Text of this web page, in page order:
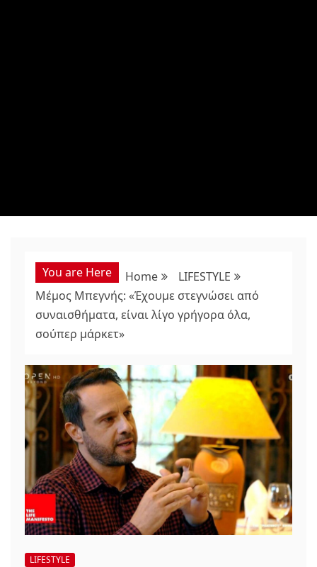
You are Here Home
LIFESTYLE
Μέμος Μπεγνής: «Έχουμε στεγνώσει από
συναισθήματα, είναι λίγο γρήγορα όλα,
σούπερ μάρκετ»
LIFESTYLE